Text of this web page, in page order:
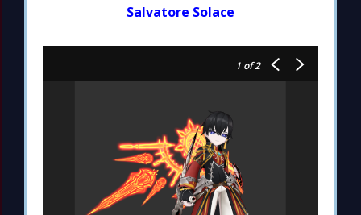
Salvatore Solace
1 of 2